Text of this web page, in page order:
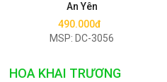
An Yên
490.000đ
MSP: DC-3056
HOA KHAI TRƯƠNG